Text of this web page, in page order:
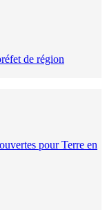
de région
pour Terre en